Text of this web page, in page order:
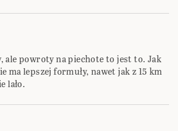
ale powroty na piechote to jest to. Jak
ma lepszej formuły, nawet jak z 15 km
lało.